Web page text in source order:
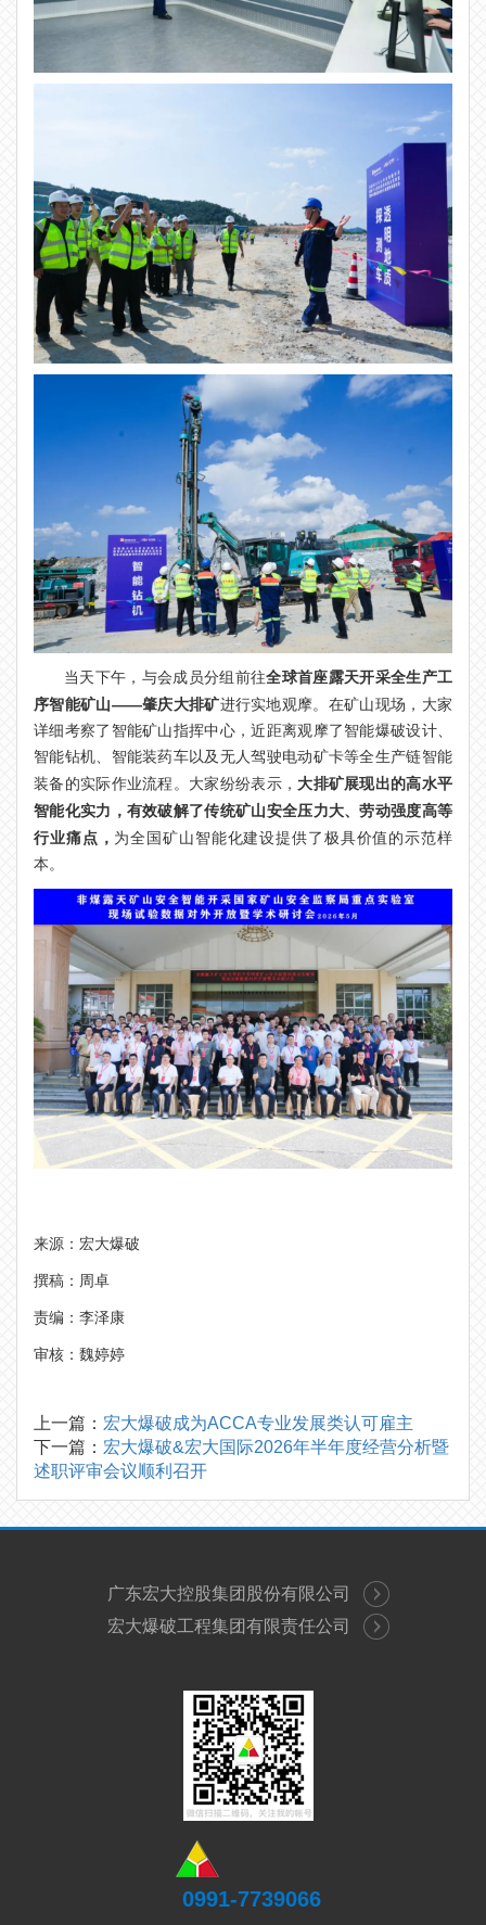
当天下午，与会成员分组前往全球首座露天开采全生产工
序智能矿山——肇庆大排矿进行实地观摩。在矿山现场，大家
详细考察了智能矿山指挥中心，近距离观摩了智能爆破设计、
智能钻机、智能装药车以及无人驾驶电动矿卡等全生产链智能
装备的实际作业流程。大家纷纷表示， 大排矿展现出的高水平
智能化实力，有效破解了传统矿山安全压力大、劳动强度高等
行业痛点， 为全国矿山智能化建设提供了极具价值的示范样
本。
来源：宏大爆破
撰稿：周卓
责编：李泽康
审核：魏婷婷
上一篇： 宏大爆破成为ACCA专业发展类认可雇主
下一篇： 宏大爆破&宏大国际2026年半年度经营分析暨
述职评审会议顺利召开
广东宏大控股集团股份有限公司
宏大爆破工程集团有限责任公司
0991-7739066